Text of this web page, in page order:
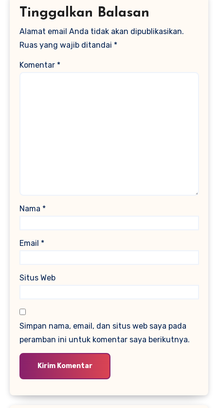
Tinggalkan Balasan
Alamat email Anda tidak akan dipublikasikan.
Ruas yang wajib ditandai *
Komentar *
Nama *
Email *
Situs Web
Simpan nama, email, dan situs web saya pada
peramban ini untuk komentar saya berikutnya.